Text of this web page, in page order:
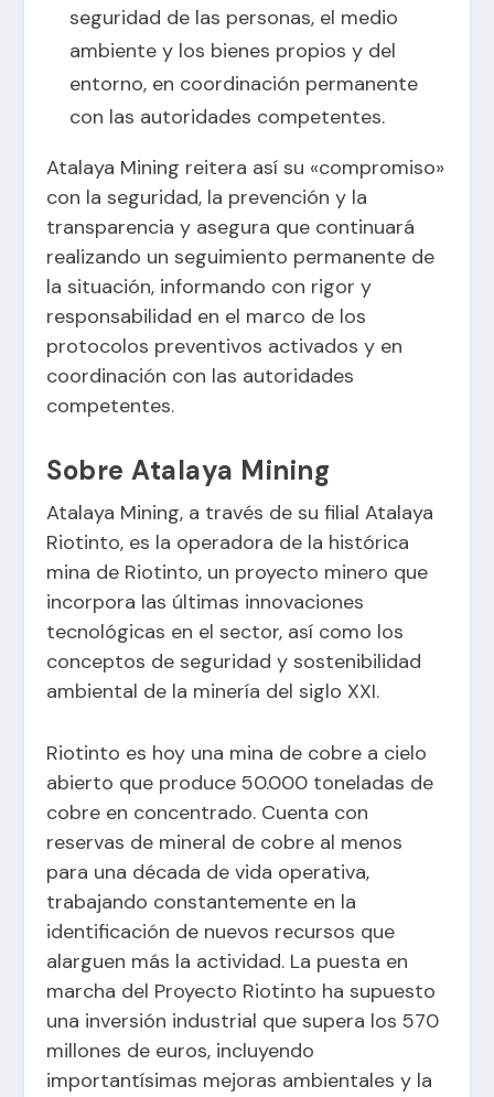
seguridad de las personas, el medio
ambiente y los bienes propios y del
entorno, en coordinación permanente
con las autoridades competentes.
Atalaya Mining reitera así su «compromiso»
con la seguridad, la prevención y la
transparencia y asegura que continuará
realizando un seguimiento permanente de
la situación, informando con rigor y
responsabilidad en el marco de los
protocolos preventivos activados y en
coordinación con las autoridades
competentes.
Sobre Atalaya Mining
Atalaya Mining, a través de su filial Atalaya
Riotinto, es la operadora de la histórica
mina de Riotinto, un proyecto minero que
incorpora las últimas innovaciones
tecnológicas en el sector, así como los
conceptos de seguridad y sostenibilidad
ambiental de la minería del siglo XXI.
Riotinto es hoy una mina de cobre a cielo
abierto que produce 50.000 toneladas de
cobre en concentrado. Cuenta con
reservas de mineral de cobre al menos
para una década de vida operativa,
trabajando constantemente en la
identificación de nuevos recursos que
alarguen más la actividad. La puesta en
marcha del Proyecto Riotinto ha supuesto
una inversión industrial que supera los 570
millones de euros, incluyendo
importantísimas mejoras ambientales y la